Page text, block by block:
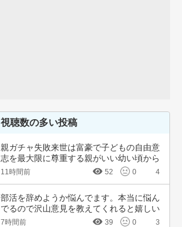
視聴数の多い投稿
親ガチャ失敗来世は富豪で子どもの自由意
志を最大限に尊重する親がいい幼い頃から
深夜正座…
11時間前 52 0 4
部活を辞めようか悩んでます。本当に悩ん
でるので沢山意見を教えてくれると嬉しい
です。中…
7時間前 39 0 3